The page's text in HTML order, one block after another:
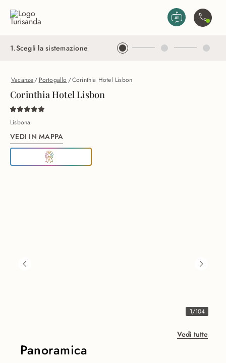
1.Scegli la sistemazione
Vacanze/ Portogallo /Corinthia Hotel Lisbon
Corinthia Hotel Lisbon
Lisbona
VEDI IN MAPPA
1/104
Vedi tutte
Panoramica